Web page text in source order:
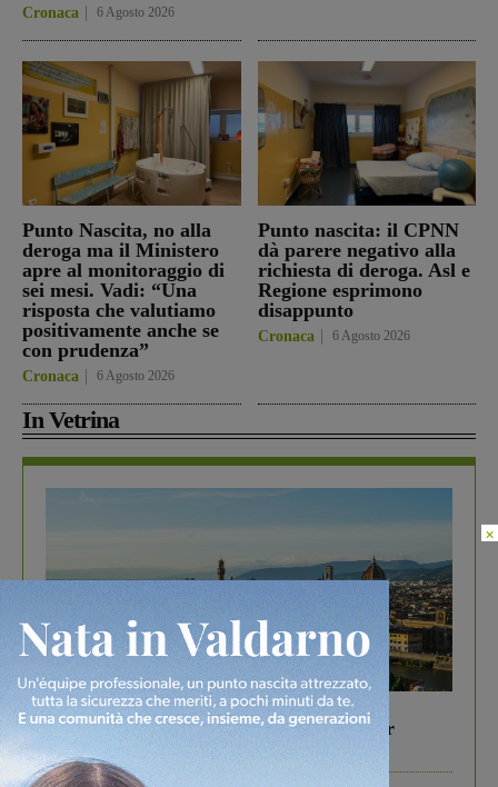
Cronaca 6 Agosto 2026
Punto Nascita, no alla
deroga ma il Ministero
apre al monitoraggio di
sei mesi. Vadi: “Una
risposta che valutiamo
positivamente anche se
con prudenza”
Cronaca 6 Agosto 2026
Punto nascita: il CPNN
dà parere negativo alla
richiesta di deroga. Asl e
Regione esprimono
disappunto
Cronaca 6 Agosto 2026
In Vetrina
In vetrina 6 Agosto 2026
Gita di famiglia a Firenze: 5 idee per far
divertire i tuoi figli
×